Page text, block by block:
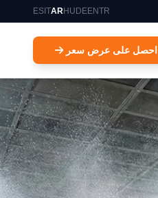
TR
EN
DE
HU
AR
IT
ES
احصل على عرض سعر